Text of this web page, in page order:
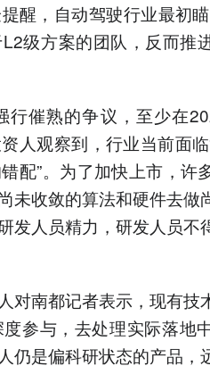
醒，自动驾驶行业最初
级方案的团队，反而推
行催熟的争议，至少在
人观察到，行业当前面临
配”。为了加快上市，许
未收敛的算法和硬件去做
发人员精力，研发人员不
对南都记者表示，现有技
参与，去处理实际落地
仍是偏科研状态的产品，